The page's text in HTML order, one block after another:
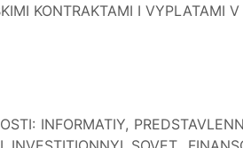
KONTRAKTAMI I VYPLATAMI
INFORMATIY,